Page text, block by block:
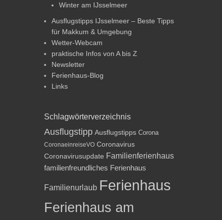
Winter am IJsselmeer
Ausflugstipps IJsselmeer – Beste Tipps
für Makkum & Umgebung
Wetter-Webcam
praktische Infos von A bis Z
Newsletter
Ferienhaus-Blog
Links
Schlagwörterverzeichnis
Ausflugstipp Ausflugstipps Corona
CoronaeinreiseVO Coronavirus
Coronavirusupdate Familienferienhaus
familienfreundliches Ferienhaus
Familienurlaub Ferienhaus
Ferienhaus am